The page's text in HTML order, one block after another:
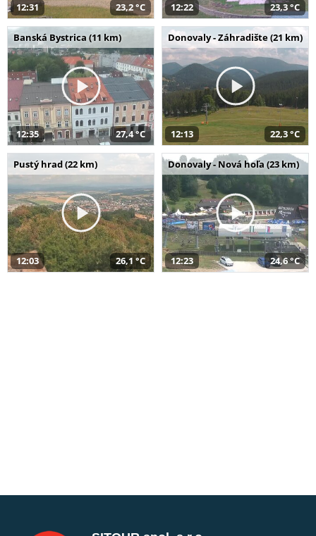
12:31 23,2 °C 12:22 23,3 °C
Banská Bystrica (11 km)
12:35 27,4 °C
Donovaly - Záhradište (21 km)
12:13 22,3 °C
Pustý hrad (22 km)
12:03 26,1 °C
Donovaly - Nová hoľa (23 km)
12:23 24,6 °C